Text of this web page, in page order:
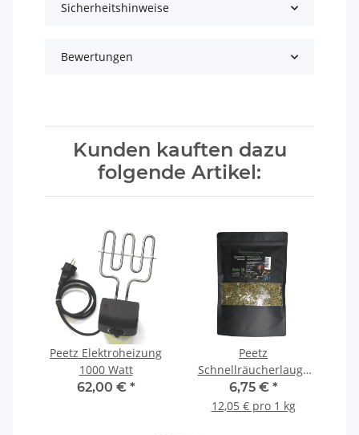
Sicherheitshinweise
Bewertungen
Kunden kauften dazu
folgende Artikel:
Peetz Elektroheizung
1000 Watt
62,00 € *
Peetz
Schnellräucherlauge
560 g
6,75 € *
12,05 € pro 1 kg